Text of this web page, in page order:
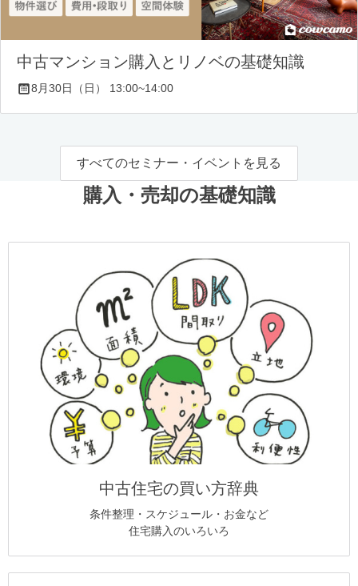
中古マンション購入とリノベの基礎知識
8月30日（日） 13:00~14:00
すべてのセミナー・イベントを見る
購入・売却の基礎知識
中古住宅の買い方辞典
条件整理・スケジュール・お金など
住宅購入のいろいろ